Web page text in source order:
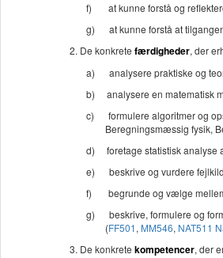
f)
at kunne forstå og
g)
at kunne forstå at
De konkrete færdigheder, der
a)
analysere praktiske og
b)
analysere en matematisk
c)
formulere algoritmer og
Beregningsmæssig fysik,
d)
foretage statistisk analyse
e)
beskrive og vurdere
f)
begrunde og vælge
g)
beskrive, formulere og
(FF501, MM546, NAT511
De konkrete kompetencer, der